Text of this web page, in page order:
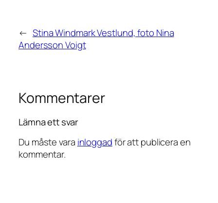
← Stina Windmark Vestlund, foto Nina
Andersson Voigt
Kommentarer
Lämna ett svar
Du måste vara inloggadför att publicera en
kommentar.